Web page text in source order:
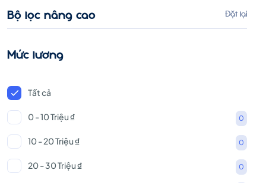
Bộ lọc nâng cao Đặt lại
Mức lương
Tất cả
0 - 10 Triệu ₫ 0
10 - 20 Triệu ₫ 0
20 - 30 Triệu ₫ 0